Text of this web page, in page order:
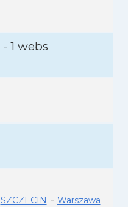
- 1 webs
SZCZECIN - Warszawa